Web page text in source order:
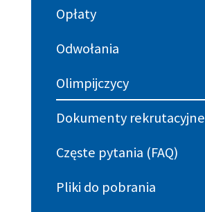
Opłaty
Odwołania
Olimpijczycy
Dokumenty rekrutacyjne
Częste pytania (FAQ)
Pliki do pobrania